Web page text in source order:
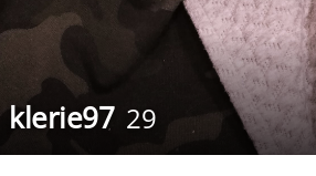
klerie97 29